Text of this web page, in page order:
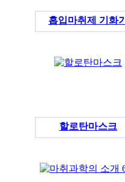
흡입마취제 기화기
할로탄마스크